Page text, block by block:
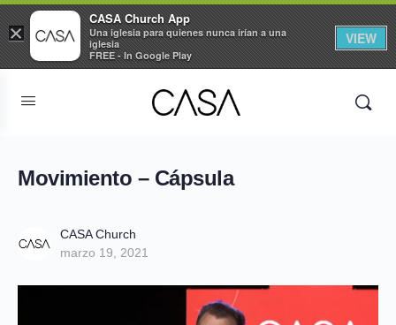
Movimiento – Cápsula
CASA Church
marzo 19, 2021
×
CASA Church App
Una iglesia para quienes nunca irían a una
iglesia
FREE - In Google Play
VIEW